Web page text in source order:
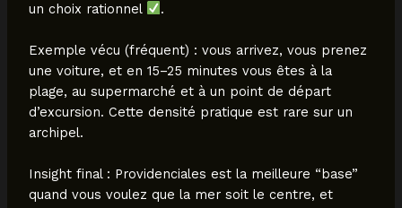
un choix rationnel
.
Exemple vécu (fréquent) : vous arrivez, vous prenez
une voiture, et en 15–25 minutes vous êtes à la
plage, au supermarché et à un point de départ
d’excursion. Cette densité pratique est rare sur un
archipel.
Insight final : Providenciales est la meilleure “base”
quand vous voulez que la mer soit le centre, et